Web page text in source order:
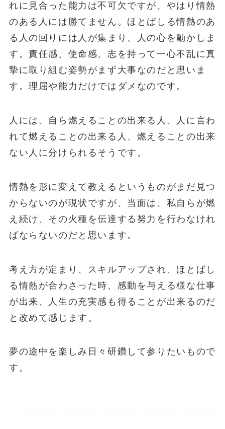
れに見合った能力は不可欠ですが、やはり情熱
のある人には勝てません。ほとばしる情熱のあ
る人の回りには人が集まり、人の心を動かしま
す。責任感、使命感、志を持って一心不乱に真
摯に取り組む姿勢がまず大事なのだと思いま
す。理屈や能力だけではダメなのです。
人には、自ら燃えることの出来る人、人に言わ
れて燃えることの出来る人、燃えることの出来
ない人に分けられるそうです。
情熱を形に変えて教えるというものがまだ見つ
からないのが現状ですが、当面は、私自らが燃
え続け、その火種を伝達する努力を行わなけれ
ばならないのだと思います。
考え方が定まり、スキルアップされ、ほとばし
る情熱が合わさった時、感動を与える様な仕事
が出来、人生の充実感も得ることが出来るのだ
と改めて感じます。
夢の途中を楽しみ日々研鑽して参りたいもので
す。